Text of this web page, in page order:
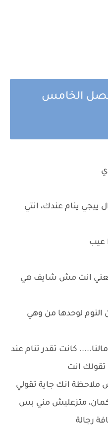
الخامس
ييجي ينام عندك، انتي
عيب
انت مش شايف هي
لوحدها من وهي
كانت تقدر تنام عند
تقولك انت
انك جاية تقولي
كمان، متزعليش مني بس
رجالة